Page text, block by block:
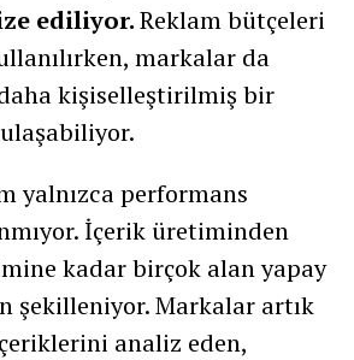
ediliyor.Reklam bütçeleri
markalar da
kişiselleştirilmiş bir
yalnızca performans
İçerik üretiminden
kadar birçok alan yapay
şekilleniyor. Markalar artık
analiz eden,